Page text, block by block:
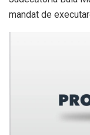
mandat de